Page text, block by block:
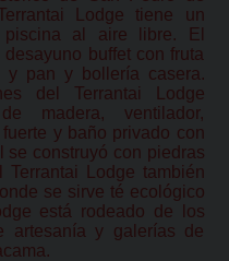
Lodge tiene un
al aire libre. El
buffet con fruta
y pan y bollería casera.
del Terrantai Lodge
madera, ventilador,
y baño privado con
se construyó con piedras
Lodge también
se sirve té ecológico
está rodeado de los
artesanía y galerías de